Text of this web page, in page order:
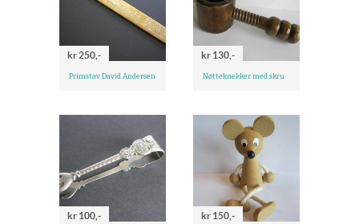
kr 250,-
Primstav David Andersen
kr 130,-
Nøtteknekker med skru
kr 100,- kr 150,-